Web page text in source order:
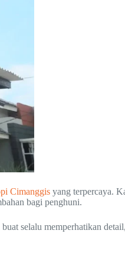
Cimanggis yang terpercaya.
bagi penghuni.
selalu memperhatikan